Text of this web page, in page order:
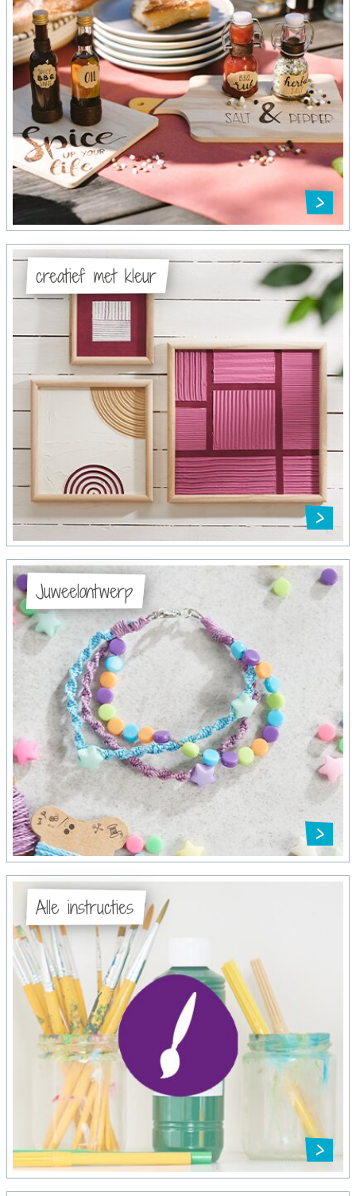
creatief met kleur
Juweelontwerp
Alle instructies